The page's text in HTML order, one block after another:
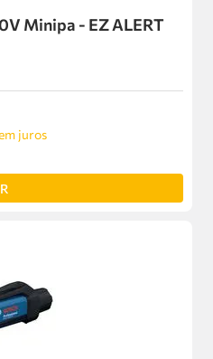
Minipa - EZ ALERT
juros